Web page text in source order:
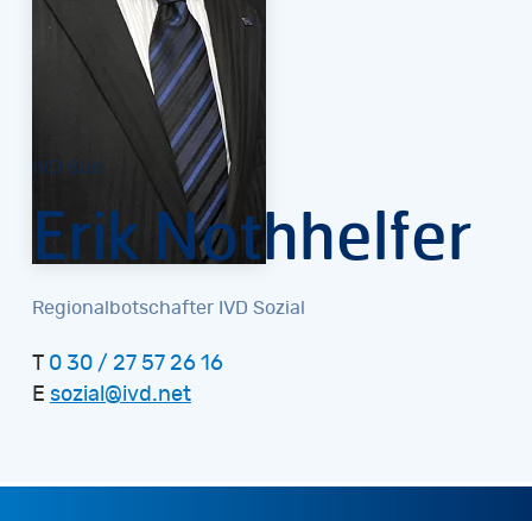
IVD Süd
Erik Nothhelfer
Regionalbotschafter IVD Sozial
T 0 30 / 27 57 26 16
E sozial@ivd.net